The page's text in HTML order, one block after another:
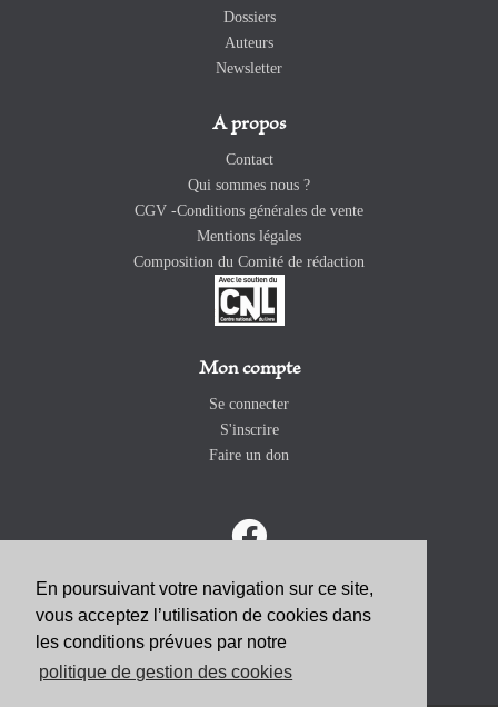
En poursuivant votre navigation sur ce site,
vous acceptez l’utilisation de cookies dans
les conditions prévues par notre
politique de gestion des cookies
Dossiers
Auteurs
Newsletter
A propos
Contact
Qui sommes nous ?
CGV -Conditions générales de vente
Mentions légales
Composition du Comité de rédaction
Mon compte
Se connecter
S'inscrire
Faire un don
ABONNEZ-VOUS